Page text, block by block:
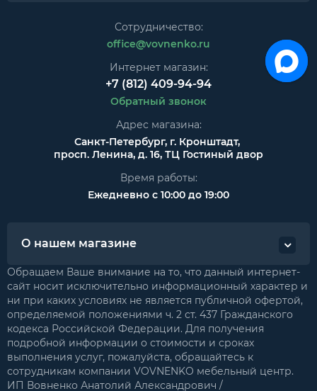
Сотрудничество:
office@vovnenko.ru
Интернет магазин:
+7 (812) 409-94-94
Обратный звонок
Адрес магазина:
Санкт-Петербург, г. Кронштадт,
просп. Ленина, д. 16, ТЦ Гостиный двор
Время работы:
Ежедневно с 10:00 до 19:00
О нашем магазине
Обращаем Ваше внимание на то, что данный интернет-
сайт носит исключительно информационный характер и
ни при каких условиях не является публичной офертой,
определяемой положениями ч. 2 ст. 437 Гражданского
кодекса Российской Федерации. Для получения
подробной информации о стоимости и сроках
выполнения услуг, пожалуйста, обращайтесь к
сотрудникам компании VOVNENKO мебельный центр.
ИП Вовненко Анатолий Александрович /